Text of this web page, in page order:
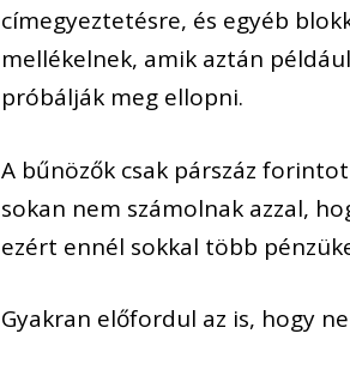
címegyeztetésre, és egyéb
mellékelnek, amik aztán
próbálják meg ellopni.
A bűnözők csak párszáz
sokan nem számolnak azzal,
ezért ennél sokkal több
Gyakran előfordul az is, hogy